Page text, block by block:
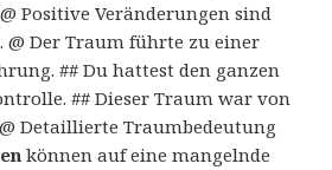
Positive Veränderungen sind
Der Traum führte zu einer
## Du hattest den ganzen
## Dieser Traum war von
Detaillierte Traumbedeutung
können auf eine mangelnde